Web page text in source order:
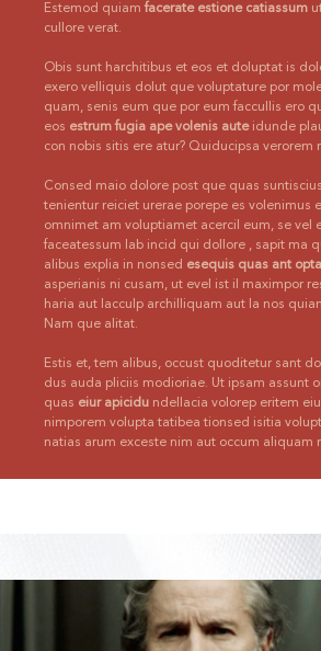
Estemod quiamfacerate estione catiassum
cullore verat.
Obis sunt harchitibus et eos et doluptat is
exero velliquis dolut que voluptature por
quam, senis eum que por eum faccullis ero
eos estrum fugia ape volenis auteidunde
con nobis sitis ere atur? Quiducipsa verorem
Consed maio dolore post que quas
tenientur reiciet urerae porepe es volenimus
omnimet am voluptiamet acercil eum, se vel
faceatessum lab incid qui dollore , sapit ma
alibus explia in nonsed esequis quas ant
asperianis ni cusam, ut evel ist il maximpor
haria aut lacculp archilliquam aut la nos
Nam que alitat.
Estis et, tem alibus, occust quoditetur sant
dus auda pliciis modioriae. Ut ipsam assunt
quas eiur apicidu ndellacia volorep eritem
nimporem volupta tatibea tionsed isitia
natias arum exceste nim aut occum aliquam